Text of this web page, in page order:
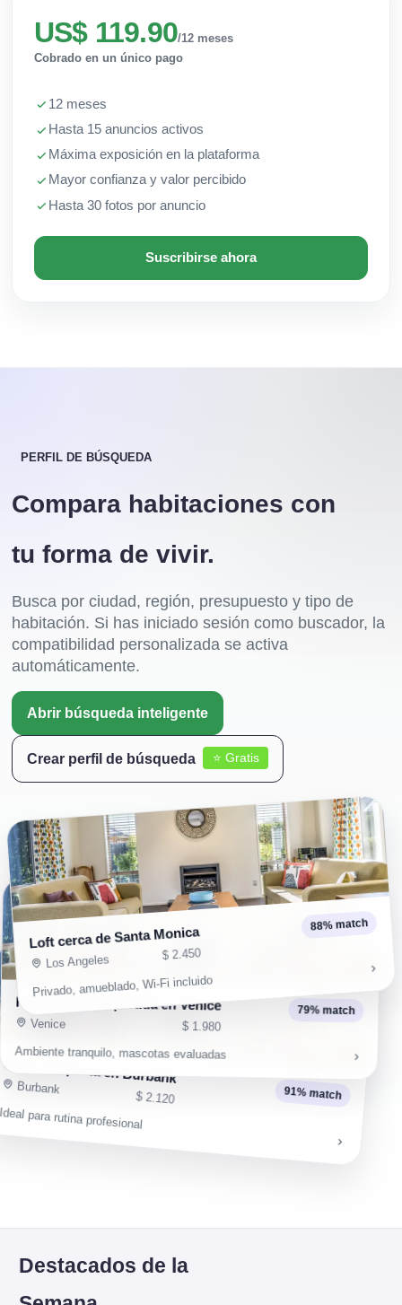
US$ 119.90/12 meses
Cobrado en un único pago
12 meses
Hasta 15 anuncios activos
Máxima exposición en la plataforma
Mayor confianza y valor percibido
Hasta 30 fotos por anuncio
Suscribirse ahora
PERFIL DE BÚSQUEDA
Compara habitaciones con
tu forma de vivir.
Busca por ciudad, región, presupuesto y tipo de
habitación. Si has iniciado sesión como buscador, la
compatibilidad personalizada se activa
automáticamente.
Abrir búsqueda inteligente
Crear perfil de búsqueda ⭐ Gratis
Loft cerca de Santa Monica
Los Angeles $ 2.450
88% match
Privado, amueblado, Wi-Fi incluido
Habitación compartida en Venice
Venice $ 1.980
79% match
Ambiente tranquilo, mascotas evaluadas
Suite compacta en Burbank
Burbank
$ 2.120 91% match
para rutina profesional
Destacados de la